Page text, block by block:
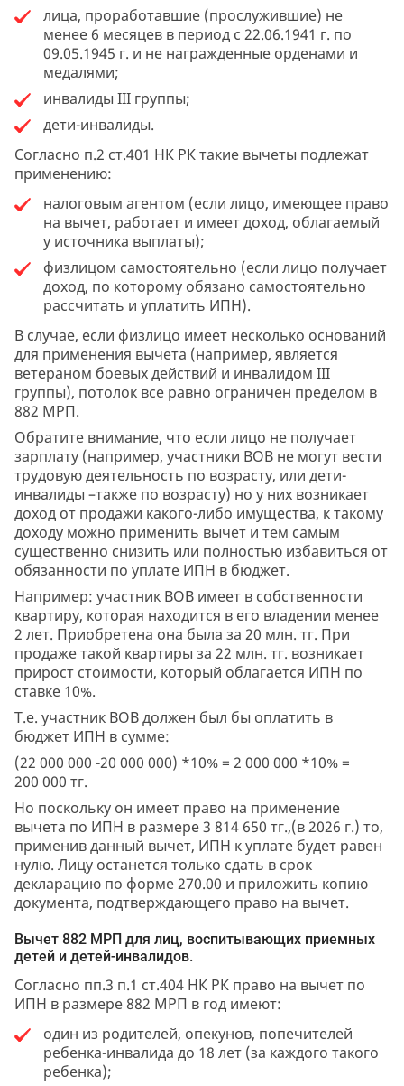
лица, проработавшие (прослужившие) не
менее 6 месяцев в период с 22.06.1941 г. по
09.05.1945 г. и не награжденные орденами и
медалями;
инвалиды III группы;
дети-инвалиды.
Согласно п.2 ст.401 НК РК такие вычеты подлежат
применению:
налоговым агентом (если лицо, имеющее право
на вычет, работает и имеет доход, облагаемый
у источника выплаты);
физлицом самостоятельно (если лицо получает
доход, по которому обязано самостоятельно
рассчитать и уплатить ИПН).
В случае, если физлицо имеет несколько оснований
для применения вычета (например, является
ветераном боевых действий и инвалидом III
группы), потолок все равно ограничен пределом в
882 МРП.
Обратите внимание, что если лицо не получает
зарплату (например, участники ВОВ не могут вести
трудовую деятельность по возрасту, или дети-
инвалиды –также по возрасту) но у них возникает
доход от продажи какого-либо имущества, к такому
доходу можно применить вычет и тем самым
существенно снизить или полностью избавиться от
обязанности по уплате ИПН в бюджет.
Например: участник ВОВ имеет в собственности
квартиру, которая находится в его владении менее
2 лет. Приобретена она была за 20 млн. тг. При
продаже такой квартиры за 22 млн. тг. возникает
прирост стоимости, который облагается ИПН по
ставке 10%.
Т.е. участник ВОВ должен был бы оплатить в
бюджет ИПН в сумме:
(22 000 000 -20 000 000) *10% = 2 000 000 *10% =
200 000 тг.
Но поскольку он имеет право на применение
вычета по ИПН в размере 3 814 650 тг.,(в 2026 г.) то,
применив данный вычет, ИПН к уплате будет равен
нулю. Лицу останется только сдать в срок
декларацию по форме 270.00 и приложить копию
документа, подтверждающего право на вычет.
Вычет 882 МРП для лиц, воспитывающих приемных
детей и детей-инвалидов.
Согласно пп.3 п.1 ст.404 НК РК право на вычет по
ИПН в размере 882 МРП в год имеют:
один из родителей, опекунов, попечителей
ребенка-инвалида до 18 лет (за каждого такого
ребенка);